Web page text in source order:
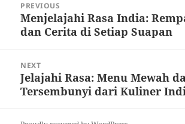
navigation
PREVIOUS
Previous
post:
Menjelajahi Rasa India:
dan Cerita di Setiap Suapan
NEXT
Next
post:
Jelajahi Rasa: Menu Mewah
Tersembunyi dari Kuliner